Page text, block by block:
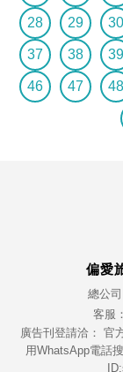
28 29 30
37 38 39
46 47 48
偏愛
總公
客服
廣告刊登請洽： 官
用WhatsApp電話